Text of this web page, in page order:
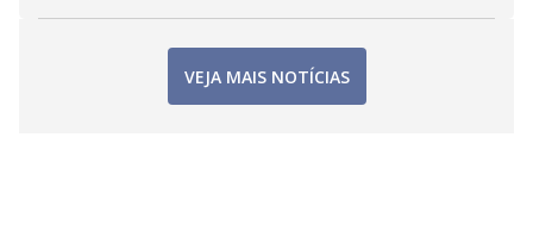
VEJA MAIS NOTÍCIAS